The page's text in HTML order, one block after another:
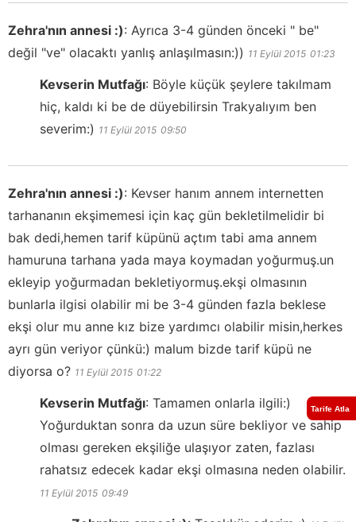
Zehra'nın annesi :): Ayrıca 3-4 günden önceki " be"
değil "ve" olacaktı yanlış anlaşılmasın:)) 11 Eylül 2015 01:23
Kevserin Mutfağı: Böyle küçük şeylere takılmam
hiç, kaldı ki be de düyebilirsin Trakyalıyım ben
severim:) 11 Eylül 2015 09:50
Zehra'nın annesi :): Kevser hanım annem internetten
tarhananın ekşimemesi için kaç gün bekletilmelidir bi
bak dedi,hemen tarif küpünü açtım tabi ama annem
hamuruna tarhana yada maya koymadan yoğurmuş.un
ekleyip yoğurmadan bekletiyormuş.ekşi olmasının
bunlarla ilgisi olabilir mi be 3-4 günden fazla beklese
ekşi olur mu anne kız bize yardımcı olabilir misin,herkes
ayrı gün veriyor çünkü:) malum bizde tarif küpü ne
diyorsa o? 11 Eylül 2015 01:22
Kevserin Mutfağı: Tamamen onlarla ilgili:)
Yoğurduktan sonra da uzun süre bekliyor ve sahip
olması gereken ekşiliğe ulaşıyor zaten, fazlası
rahatsız edecek kadar ekşi olmasına neden olabilir.
11 Eylül 2015 09:49
Tarife Atla